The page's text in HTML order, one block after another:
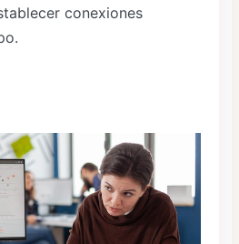
conexiones